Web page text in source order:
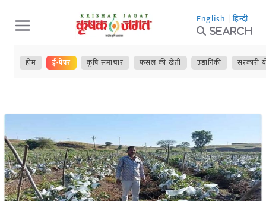
Skip
to
content
English | हिन्दी
Search
होम ई-पेपर कृषि समाचार फसल की खेती उद्यानिकी सरकारी